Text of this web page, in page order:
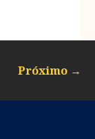
Próximo →